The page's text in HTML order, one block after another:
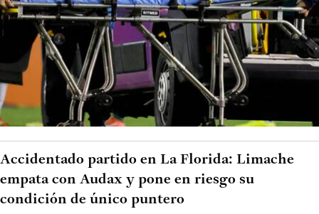
Accidentado partido en La Florida: Limache
empata con Audax y pone en riesgo su
condición de único puntero